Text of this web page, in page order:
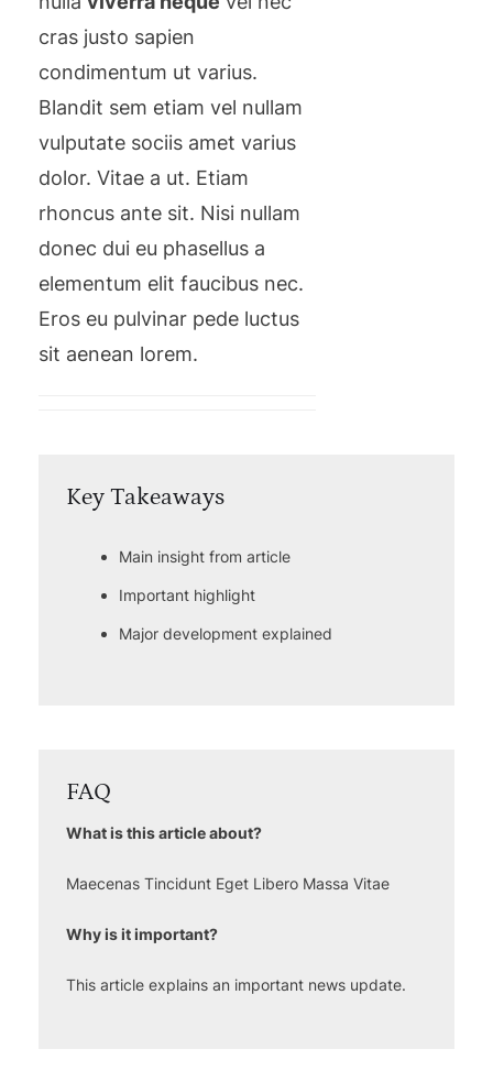
cras justo sapien
condimentum ut varius.
Blandit sem etiam vel nullam
vulputate sociis amet varius
dolor. Vitae a ut. Etiam
rhoncus ante sit. Nisi nullam
donec dui eu phasellus a
elementum elit faucibus nec.
Eros eu pulvinar pede luctus
sit aenean lorem.
Key Takeaways
Main insight from article
Important highlight
Major development explained
FAQ
What is this article about?
Maecenas Tincidunt Eget Libero Massa Vitae
Why is it important?
This article explains an important news update.